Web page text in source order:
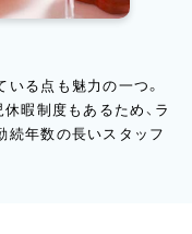
る点も魅力の一つ。
暇制度もあるため、ラ
続年数の長いスタッフ